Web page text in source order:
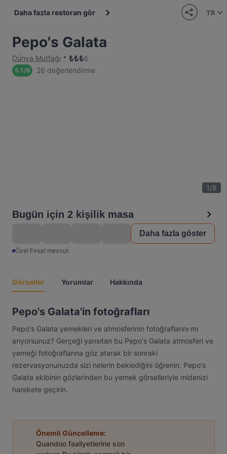
Daha fazla restoran gör TR
Pepo's Galata
Dünya Mutfağı ₺₺₺₺
5.1/6 26 değerlendirme
1/8
Bugün için 2 kişilik masa
Daha fazla göster
Özel Fırsat mevcut
Görseller Yorumlar Hakkında
Pepo's Galata'in fotoğrafları
Pepo's Galata yemekleri ve atmosferinin fotoğraflarını mı
arıyorsunuz? Gerçeği yansıtan bu Pepo's Galata atmosferi ve
yemeği fotoğraflarına göz atarak bir sonraki
rezervasyonunuzda sizi nelerin beklediğini öğrenin. Pepo's
Galata ekibinin gözlerinden bu yemek görselleriyle midenizi
harekete geçirin.
Önemli Güncelleme:
Quandoo faaliyetlerine son